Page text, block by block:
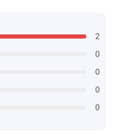
2
0
0
0
0